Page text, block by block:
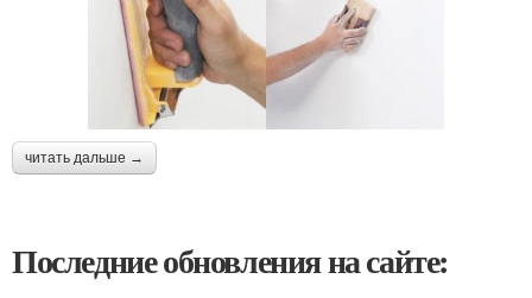
читать дальше →
Последние обновления на сайте: